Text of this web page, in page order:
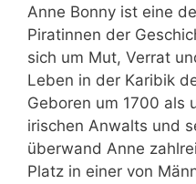
Anne Bonny ist eine
Piratinnen der
sich um Mut, Verrat
Leben in der Karibik
Geboren um 1700 als
irischen Anwalts und
überwand Anne
Platz in einer von